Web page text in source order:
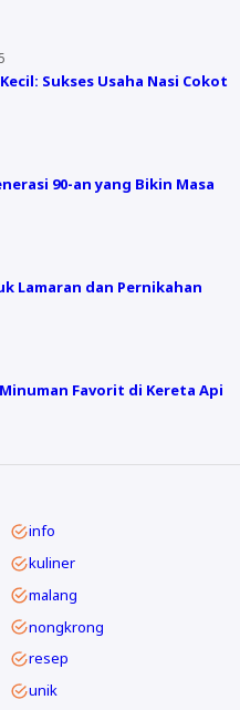
Sukses Usaha Nasi Cokot
90-an yang Bikin Masa
Lamaran dan Pernikahan
Favorit di Kereta Api
info
kuliner
malang
nongkrong
resep
unik